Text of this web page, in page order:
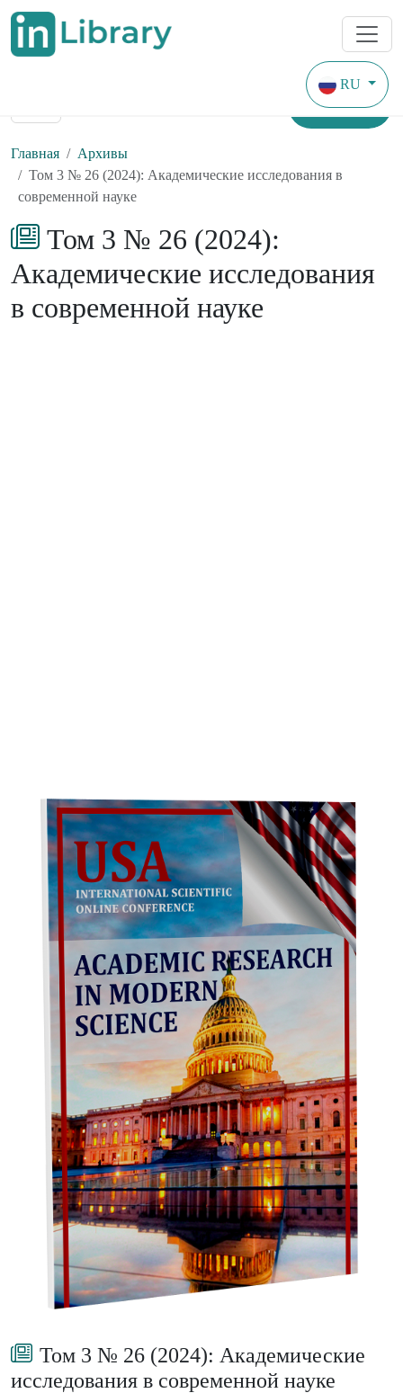
RU
Найти
Главная
Архивы
Том 3 № 26 (2024): Академические исследования в
современной науке
Том 3 № 26 (2024):
Академические исследования
в современной науке
Том 3 № 26 (2024): Академические
исследования в современной науке